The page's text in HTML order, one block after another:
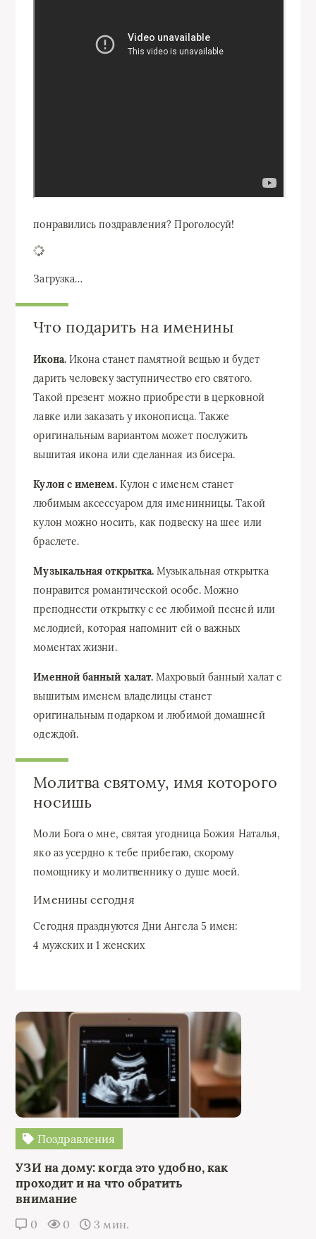
понравились поздравления? Проголосуй!
Загрузка…
Что подарить на именины
Икона.Икона станет памятной вещью и будет
дарить человеку заступничество его святого.
Такой презент можно приобрести в церковной
лавке или заказать у иконописца. Также
оригинальным вариантом может послужить
вышитая икона или сделанная из бисера.
Кулон с именем.Кулон с именем станет
любимым аксессуаром для именинницы. Такой
кулон можно носить, как подвеску на шее или
браслете.
Музыкальная открытка. Музыкальная открытка
понравится романтической особе. Можно
преподнести открытку с ее любимой песней или
мелодией, которая напомнит ей о важных
моментах жизни.
Именной банный халат. Махровый банный халат с
вышитым именем владелицы станет
оригинальным подарком и любимой домашней
одеждой.
Молитва святому, имя которого
носишь
Моли Бога о мне, святая угодница Божия Наталья,
яко аз усердно к тебе прибегаю, скорому
помощнику и молитвеннику о душе моей.
Именины сегодня
Сегодня празднуются Дни Ангела 5 имен:
4 мужских и 1 женских
Поздравления
УЗИ на дому: когда это удобно, как
проходит и на что обратить
внимание
0 0 3 мин.